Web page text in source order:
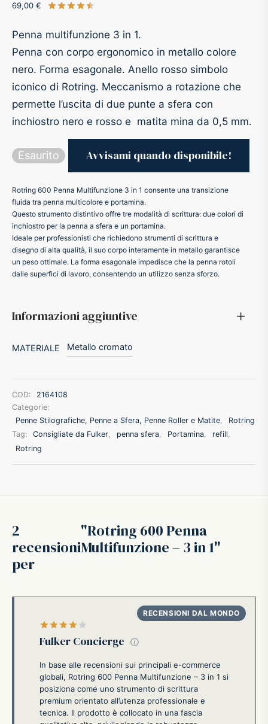
69,00 €
Penna multifunzione 3 in 1.
Penna con corpo ergonomico in metallo colore
nero. Forma esagonale. Anello rosso simbolo
iconico di Rotring. Meccanismo a rotazione che
permette l’uscita di due punte a sfera con
inchiostro nero e rosso e matita mina da 0,5 mm.
Esaurito
Rotring 600 Penna Multifunzione 3 in 1 consente una transizione
fluida tra penna multicolore e portamina.
Questo strumento distintivo offre tre modalità di scrittura: due colori di
inchiostro per la penna a sfera e un portamina.
Ideale per professionisti che richiedono strumenti di scrittura e
disegno di alta qualità, il suo corpo interamente in metallo garantisce
un peso ottimale. La forma esagonale impedisce che la penna rotoli
dalle superfici di lavoro, consentendo un utilizzo senza sforzo.
Informazioni aggiuntive
MATERIALE Metallo cromato
COD:
2164108
Categorie:
Penne Stilografiche, Penne a Sfera, Penne Roller e Matite
Rotring
Tag:
Consigliate da Fulker, penna sfera, Portamina, refill,
Rotring
2
recensioni
per
Rotring 600 Penna
Multifunzione – 3 in 1
Fulker Concierge ⓘ
In base alle recensioni sui principali e-commerce
globali, Rotring 600 Penna Multifunzione – 3 in 1 si
posiziona come uno strumento di scrittura
premium orientato all’utenza professionale e
tecnica. Il prodotto è collocato in una fascia
Astronaut Space Pen
Space Pen
pressurizzato
Castell
Marche